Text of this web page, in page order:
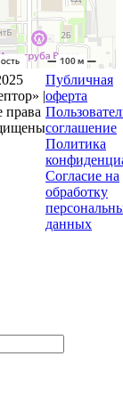
|
права
Публичная
оферта
соглашение
Политика
Согласие на
обработку
данных